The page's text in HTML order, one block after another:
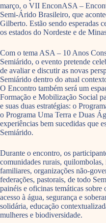
março, o VII EnconASA –
Semi-Árido Brasileiro, que
Gilberto. Estão sendo esperadas
os estados do Nordeste e de
Com o tema ASA – 10 Anos
Semiárido, o evento pretende
de avaliar e discutir as novas
Semiárido dentro do atual
O Encontro também será um
Formação e Mobilização Social
e suas duas estratégias: o
o Programa Uma Terra e Duas
experiências bem sucedidas que
Semiárido.
Durante o encontro, os
comunidades rurais,
familiares, organizações não-
federações, pastorais, de todo
painéis e oficinas temáticas sobre
acesso à água, segurança e
solidária, educação
mulheres e biodiversidade.